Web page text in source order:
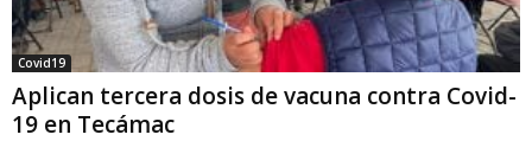
Covid19
Aplican tercera dosis de vacuna contra Covid-
19 en Tecámac